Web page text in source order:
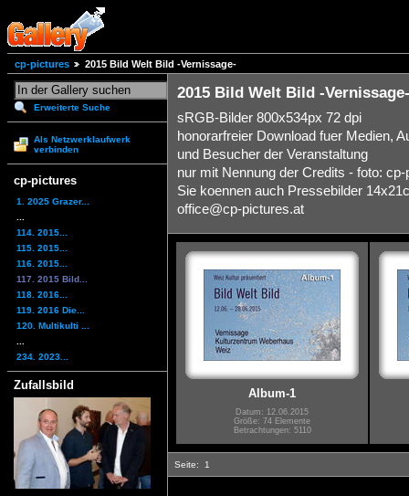
cp-pictures 2015 Bild Welt Bild -Vernissage-
Erweiterte Suche
Als Netzwerklaufwerk
verbinden
cp-pictures
1. 2025 Grazer...
114. 2015...
115. 2015...
116. 2015...
117. 2015 Bild...
118. 2016...
119. 2016 Die...
120. Multikulti ...
234. 2023...
Zufallsbild
2015 Bild Welt Bild -Vernissage-
sRGB-Bilder 800x534px 72 dpi
honorarfreier Download fuer Medien,
und Besucher der Veranstaltung
nur mit Nennung der Credits - foto:
Sie koennen auch Pressebilder
office@cp-pictures.at
Album-1
Datum: 12.06.2015
Größe: 74 Elemente
Betrachtungen: 5110
Seite: 1